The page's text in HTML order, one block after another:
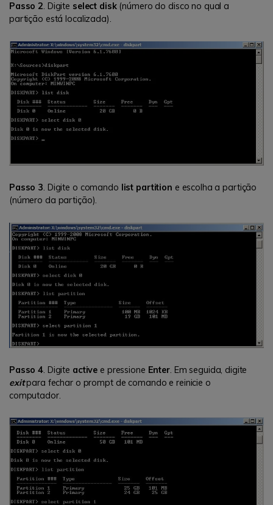
Passo 2. Digite select disk(número do disco no qual a
partição está localizada).
Passo 3. Digite o comando list partition e escolha a partição
(número da partição).
Passo 4. Digite active e pressione Enter. Em seguida, digite
exitpara fechar o prompt de comando e reinicie o
computador.